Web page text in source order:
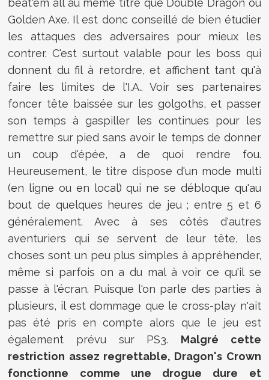
Golden Axe. Il est donc conseillé de bien étudier
les attaques des adversaires pour mieux les
contrer. C'est surtout valable pour les boss qui
donnent du fil à retordre, et affichent tant qu'à
faire les limites de l'I.A.. Voir ses partenaires
foncer tête baissée sur les golgoths, et passer
son temps à gaspiller les continues pour les
remettre sur pied sans avoir le temps de donner
un coup d'épée, a de quoi rendre fou.
Heureusement, le titre dispose d'un mode multi
(en ligne ou en local) qui ne se débloque qu'au
bout de quelques heures de jeu ; entre 5 et 6
généralement. Avec à ses côtés d'autres
aventuriers qui se servent de leur tête, les
choses sont un peu plus simples à appréhender,
même si parfois on a du mal à voir ce qu'il se
passe à l'écran. Puisque l'on parle des parties à
plusieurs, il est dommage que le cross-play n'ait
pas été pris en compte alors que le jeu est
également prévu sur PS3. Malgré cette
restriction assez regrettable, Dragon's Crown
fonctionne comme une drogue dure et